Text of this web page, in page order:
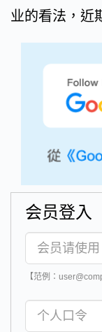
业的看法，近
会员登入
【范例：